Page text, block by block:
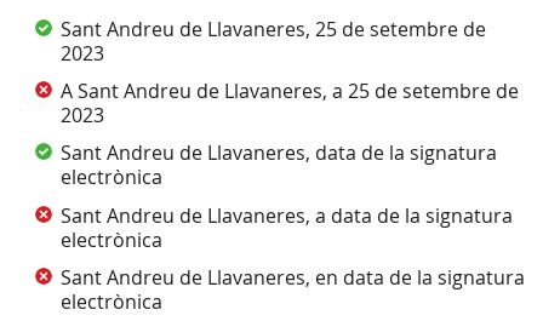
Sant Andreu de Llavaneres, 25 de setembre de
2023
A Sant Andreu de Llavaneres, a 25 de setembre de
2023
Sant Andreu de Llavaneres, data de la signatura
electrònica
Sant Andreu de Llavaneres, a data de la signatura
electrònica
Sant Andreu de Llavaneres, en data de la signatura
electrònica